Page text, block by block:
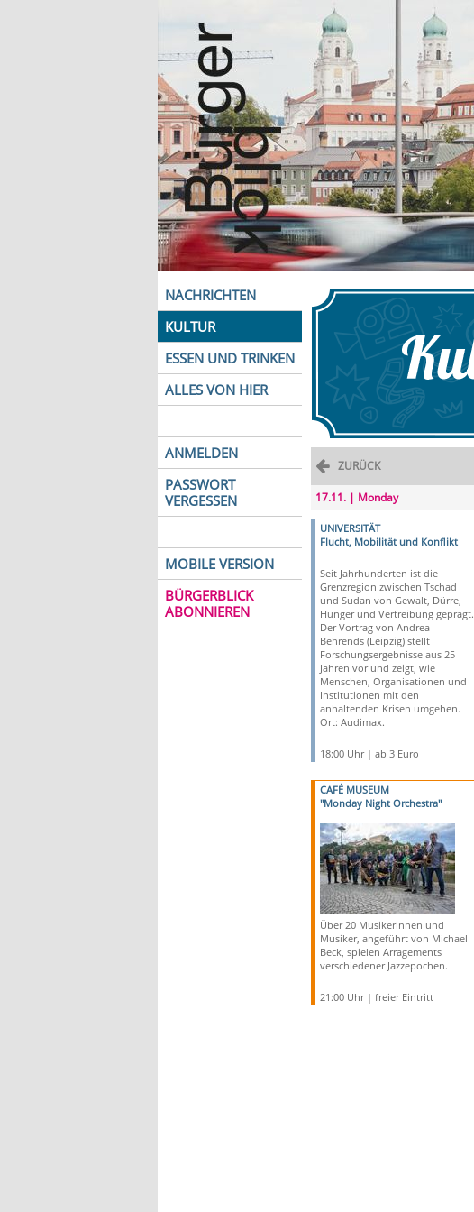
NACHRICHTEN
KULTUR
ESSEN UND TRINKEN
ALLES VON HIER
ANMELDEN
PASSWORT
VERGESSEN
MOBILE VERSION
BÜRGERBLICK
ABONNIEREN
ZURÜCK
17.11. | Monday
UNIVERSITÄT
Flucht, Mobilität und Konflikt
Seit Jahrhunderten ist die
Grenzregion zwischen Tschad
und Sudan von Gewalt, Dürre,
Hunger und Vertreibung geprägt.
Der Vortrag von Andrea
Behrends (Leipzig) stellt
Forschungsergebnisse aus 25
Jahren vor und zeigt, wie
Menschen, Organisationen und
Institutionen mit den
anhaltenden Krisen umgehen.
Ort: Audimax.
18:00 Uhr | ab 3 Euro
CAFÉ MUSEUM
"Monday Night Orchestra"
Über 20 Musikerinnen und
Musiker, angeführt von Michael
Beck, spielen Arragements
verschiedener Jazzepochen.
21:00 Uhr | freier Eintritt